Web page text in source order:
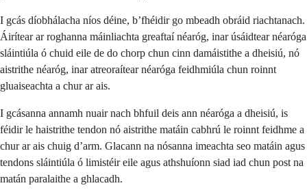
I gcás díobhálacha níos déine, b’fhéidir go mbeadh obráid riachtanach.
Áirítear ar roghanna máinliachta greaftaí néaróg, inar úsáidtear néaróga
sláintiúla ó chuid eile de do chorp chun cinn damáistithe a dheisiú, nó
aistrithe néaróg, inar atreoraítear néaróga feidhmiúla chun roinnt
gluaiseachta a chur ar ais.
I gcásanna annamh nuair nach bhfuil deis ann néaróga a dheisiú, is
féidir le haistrithe tendon nó aistrithe matáin cabhrú le roinnt feidhme a
chur ar ais chuig d’arm. Glacann na nósanna imeachta seo matáin agus
tendons sláintiúla ó limistéir eile agus athshuíonn siad iad chun post na
matán paralaithe a ghlacadh.